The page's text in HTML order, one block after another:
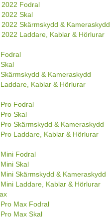
2022 Fodral
2022 Skal
2022 Skärmskydd & Kameraskydd
2022 Laddare, Kablar & Hörlurar
& Kameraskydd
Kablar & Hörlurar
Fodral
Skal
Skärmskydd & Kameraskydd
Laddare, Kablar & Hörlurar
Fodral
Skal
Skärmskydd & Kameraskydd
Laddare, Kablar & Hörlurar
Max Fodral
Max Skal